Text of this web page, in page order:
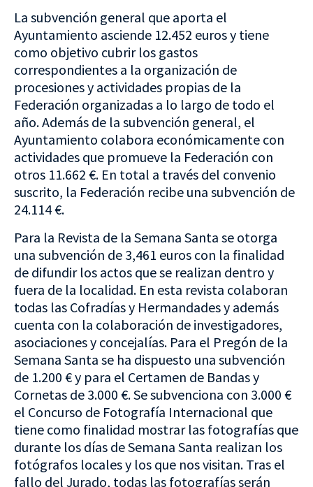
La subvención general que aporta el
Ayuntamiento asciende 12.452 euros y tiene
como objetivo cubrir los gastos
correspondientes a la organización de
procesiones y actividades propias de la
Federación organizadas a lo largo de todo el
año. Además de la subvención general, el
Ayuntamiento colabora económicamente con
actividades que promueve la Federación con
otros 11.662 €. En total a través del convenio
suscrito, la Federación recibe una subvención de
24.114 €.
Para la Revista de la Semana Santa se otorga
una subvención de 3,461 euros con la finalidad
de difundir los actos que se realizan dentro y
fuera de la localidad. En esta revista colaboran
todas las Cofradías y Hermandades y además
cuenta con la colaboración de investigadores,
asociaciones y concejalías. Para el Pregón de la
Semana Santa se ha dispuesto una subvención
de 1.200 € y para el Certamen de Bandas y
Cornetas de 3.000 €. Se subvenciona con 3.000 €
el Concurso de Fotografía Internacional que
tiene como finalidad mostrar las fotografías que
durante los días de Semana Santa realizan los
fotógrafos locales y los que nos visitan. Tras el
fallo del Jurado, todas las fotografías serán